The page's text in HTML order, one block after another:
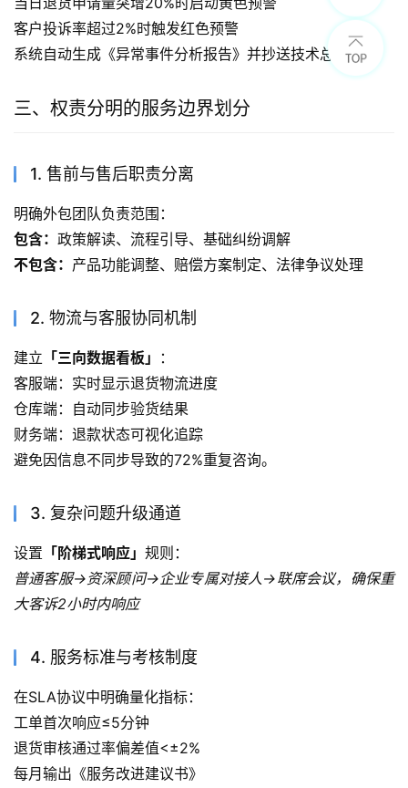
客户投诉率超过2%时触发红色预警
系统自动生成《异常事件分析报告》并抄送技术总监
三、权责分明的服务边界划分
1. 售前与售后职责分离
明确外包团队负责范围：
包含： 政策解读、流程引导、基础纠纷调解
不包含： 产品功能调整、赔偿方案制定、法律争议处理
2. 物流与客服协同机制
建立 「三向数据看板」
：
客服端：实时显示退货物流进度
仓库端：自动同步验货结果
财务端：退款状态可视化追踪
避免因信息不同步导致的72%重复咨询。
3. 复杂问题升级通道
设置 「阶梯式响应」 规则：
普通客服→资深顾问→企业专属对接人→联席会议，确保重
大客诉2小时内响应
4. 服务标准与考核制度
在SLA协议中明确量化指标：
工单首次响应≤5分钟
退货审核通过率偏差值<±2%
每月输出《服务改进建议书》